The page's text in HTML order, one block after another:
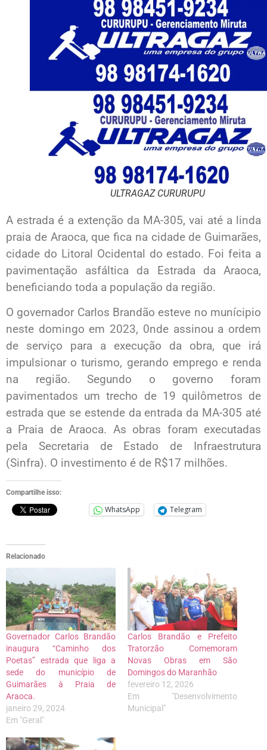
ULTRAGAZ CURURUPU
A estrada é a extenção da MA-305, vai até a linda
praia de Araoca, que fica na cidade de Guimarães,
cidade do Litoral Ocidental do estado. Foi feita a
pavimentação asfáltica da Estrada da Araoca,
beneficiando toda a população da região.
O governador Carlos Brandão esteve no munícipio
neste domingo em 2023, 0nde assinou a ordem
de serviço para a execução da obra, que irá
impulsionar o turismo, gerando emprego e renda
na região. Segundo o governo foram
pavimentados um trecho de 19 quilômetros de
estrada que se estende da entrada da MA-305 até
a Praia de Araoca. As obras foram executadas
pela Secretaria de Estado de Infraestrutura
(Sinfra). O investimento é de R$17 milhões.
Compartilhe isso:
WhatsApp Telegram
Relacionado
Governador Carlos Brandão
inaugura “Caminho dos
Poetas” estrada que liga a
sede do município de
Guimarães à Praia de
Araoca.
janeiro 29, 2024
Em "Geral"
Carlos Brandão e Prefeito
Tratorzão Comemoram
Novas Obras em São
Domingos do Maranhão
fevereiro 12, 2026
Em "Desenvolvimento
Municipal"